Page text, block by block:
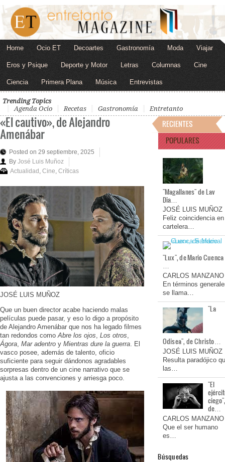
Home Ocio ET Decoartes Gastronomía Moda Viajar
Eros y Psique Deporte y Motor Letras Columnas Cine
Ciencia Primera Plana Música Entrevistas
Trending Topics
Agenda Ocio
Recetas Gastronomía Entretanto
«El cautivo», de Alejandro
Amenábar
Posted on 29 septiembre, 2025
By José Luis Muñoz
Actualidad Cine Críticas
JOSÉ LUIS MUÑOZ
Que un buen director acabe haciendo malas
películas puede pasar, y eso lo digo a propósito
de Alejandro Amenábar que nos ha legado filmes
tan redondos como Abre los ojos Los otros
Ágora Mar adentro y Mientras dure la guerra . El
vasco posee, además de talento, oficio
suficiente para seguir dándonos agradables
sorpresas dentro de un cine narrativo que se
ajusta a las convenciones y arriesga poco.
RECIENTES
POPULARES
"Magallanes" de Lav
Dia…
JOSÉ LUIS MUÑOZ
Feliz coincidencia en
cartelera…
"Lux", de Mario Cuenca
…
CARLOS MANZANO
En términos
se llama…
"La
Odisea", de Christo…
JOSÉ LUIS MUÑOZ
Resulta paradójico
las…
"El
de…
CARLOS MANZANO
Que el ser humano
es…
Búsquedas